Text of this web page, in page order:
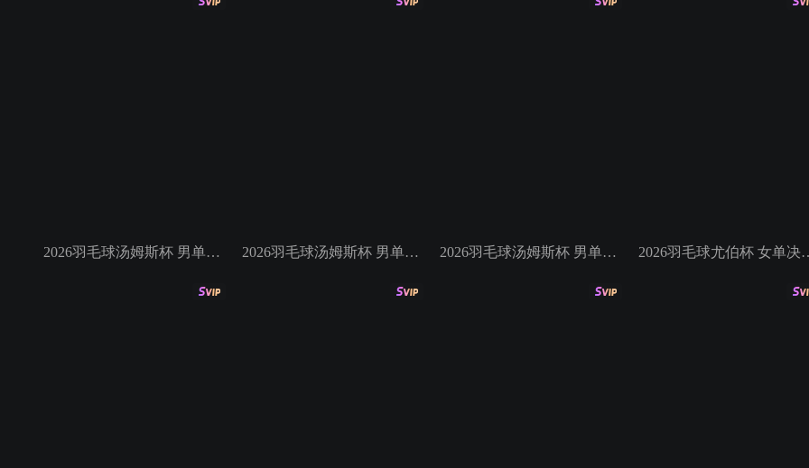
2026羽毛球汤姆斯杯 男单决赛 李诗沣VS拉尼尔 2026羽毛球汤姆斯杯 男单半决赛 拉尼尔VS斯里坎特 2026羽毛球汤姆斯杯 男单半决赛 大波波夫VS普兰诺伊 2026羽毛球尤伯杯 女